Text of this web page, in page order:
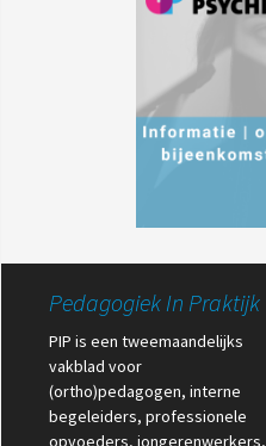
Pedagogiek In Praktijk
PIP is een tweemaandelijks
vakblad voor
(ortho)pedagogen, interne
begeleiders, professionele
opvoeders, jongerenwerkers,